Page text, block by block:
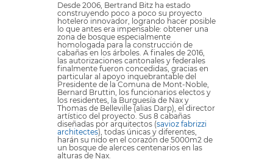
Desde 2006, Bertrand Bitz ha estado
construyendo poco a poco su proyecto
hotelero innovador, logrando hacer posible
lo que antes era impensable: obtener una
zona de bosque especialmente
homologada para la construcción de
cabañas en los árboles. A finales de 2016,
las autorizaciones cantonales y federales
finalmente fueron concedidas, gracias en
particular al apoyo inquebrantable del
Presidente de la Comuna de Mont-Noble,
Bernard Bruttin, los funcionarios electos y
los residentes, la Burguesía de Nax y
Thomas de Belleville (alias Darp), el director
artístico del proyecto. Sus 8 cabañas
diseñadas por arquitectos (savioz fabrizzi
architectes), todas únicas y diferentes,
harán su nido en el corazón de 5000m2 de
un bosque de alerces centenarios en las
alturas de Nax.